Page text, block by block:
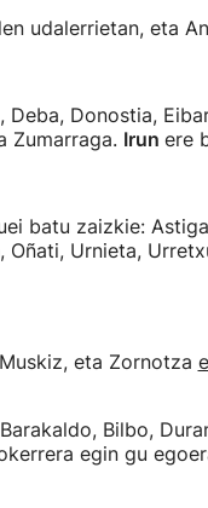
udalerrietan, eta
Donostia,
Zumarraga. Irun ere
batu zaizkie:
Oñati, Urnieta,
eta Zornotza
Bilbo,
egin gu